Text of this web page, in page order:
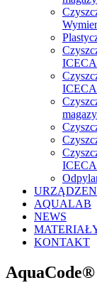
AQUALAB
NEWS
KONTAKT